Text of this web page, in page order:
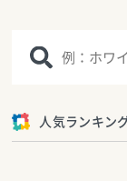
人気ランキン